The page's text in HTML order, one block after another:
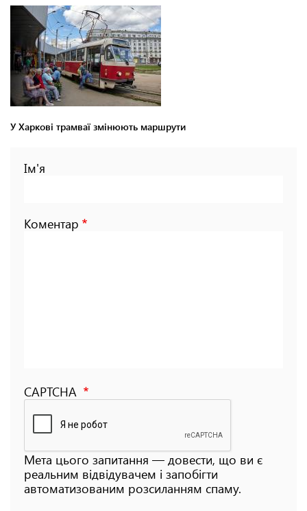
У Харкові трамваї змінюють маршрути
Ім'я
Коментар
CAPTCHA
Мета цього запитання — довести, що ви є
реальним відвідувачем і запобігти
автоматизованим розсиланням спаму.